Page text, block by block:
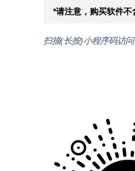
*请注意，购买软件不
扫描(长按)小程序码访